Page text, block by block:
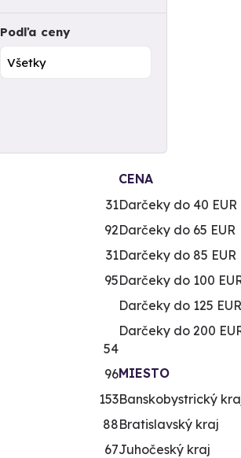
Podľa ceny
31
92
31
95
54
96
153
88
67
CENA
Darčeky do 40 EUR
Darčeky do 65 EUR
Darčeky do 85 EUR
Darčeky do 100
Darčeky do 125 EUR
Darčeky do 200
MIESTO
Banskobystrický
Bratislavský kraj
Juhočeský kraj